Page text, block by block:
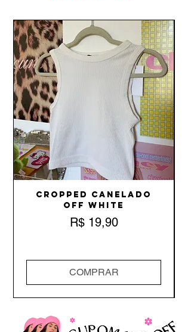
Cropped Canelado
Off White
Preço
R$ 19,90
COMPRAR